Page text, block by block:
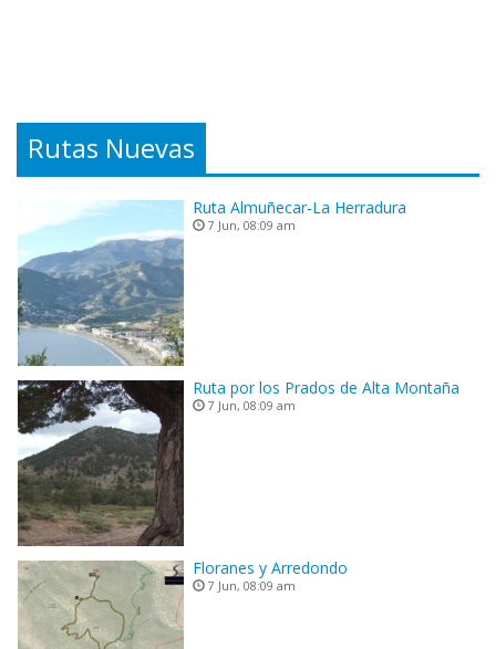
Rutas Nuevas
Ruta Almuñecar-La Herradura
7 Jun, 08:09 am
Ruta por los Prados de Alta Montaña
7 Jun, 08:09 am
Floranes y Arredondo
7 Jun, 08:09 am